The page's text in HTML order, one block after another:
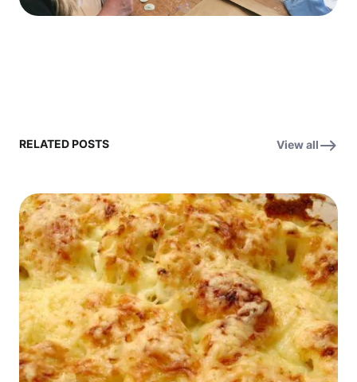
RELATED POSTS View all